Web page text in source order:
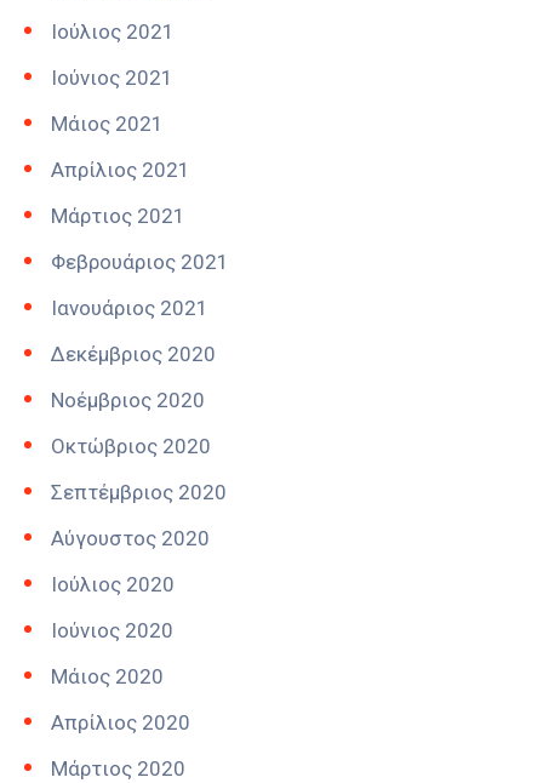
Ιούλιος 2021
Ιούνιος 2021
Μάιος 2021
Απρίλιος 2021
Μάρτιος 2021
Φεβρουάριος 2021
Ιανουάριος 2021
Δεκέμβριος 2020
Νοέμβριος 2020
Οκτώβριος 2020
Σεπτέμβριος 2020
Αύγουστος 2020
Ιούλιος 2020
Ιούνιος 2020
Μάιος 2020
Απρίλιος 2020
Μάρτιος 2020